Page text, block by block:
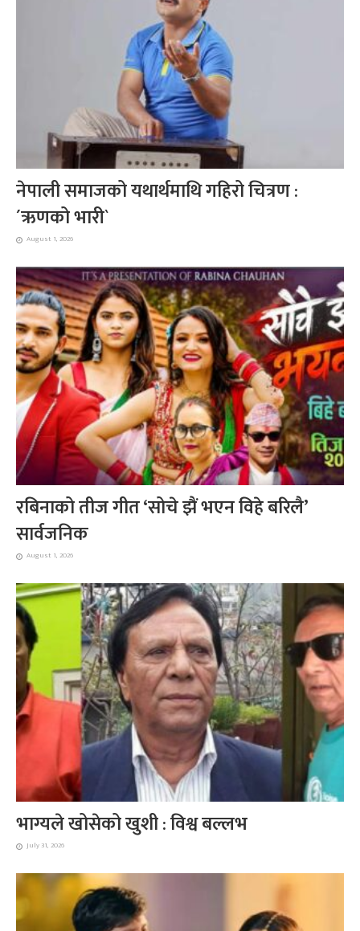
नेपाली समाजको यथार्थमाथि गहिरो चित्रण :
´ऋणको भारी`
August 1, 2026
रबिनाको तीज गीत ‘सोचे झैं भएन विहे बरिलै’
सार्वजनिक
August 1, 2026
भाग्यले खोसेको खुशी : विश्व बल्लभ
July 31, 2026